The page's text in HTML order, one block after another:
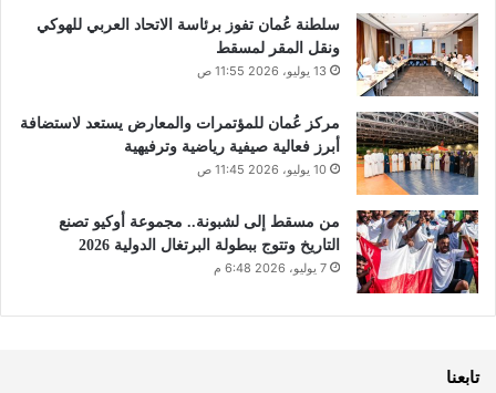
سلطنة عُمان تفوز برئاسة الاتحاد العربي للهوكي
ونقل المقر لمسقط
13 يوليو، 2026 11:55 ص
مركز عُمان للمؤتمرات والمعارض يستعد لاستضافة
أبرز فعالية صيفية رياضية وترفيهية
10 يوليو، 2026 11:45 ص
من مسقط إلى لشبونة.. مجموعة أوكيو تصنع
التاريخ وتتوج ببطولة البرتغال الدولية 2026
7 يوليو، 2026 6:48 م
تابعنا